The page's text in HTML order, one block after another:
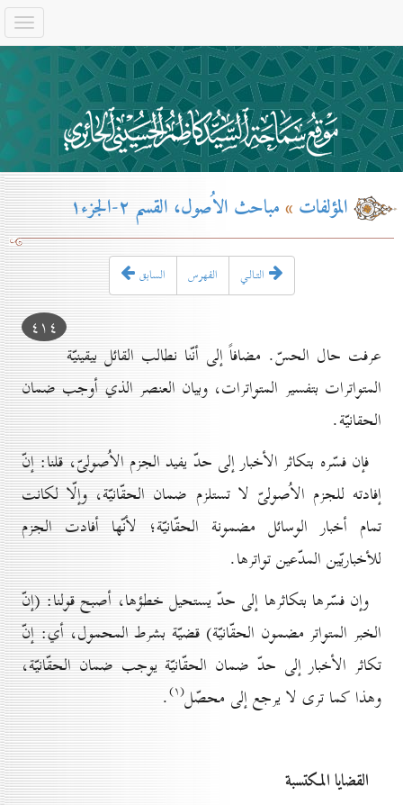
المؤلفات»مباحث الاُصول، القسم ۲-الجزء۱
السابق الفهرس التـالـي
٤۱٤
عرفت حال الحسّ. مضافاً إلى أنّنا نطالب القائل بيقينيّة
المتواترات بتفسير المتواترات، وبيان العنصر الذي أوجب ضمان
الحقانيّة.
فإن فسّره بتكاثر الأخبار إلى حدّ يفيد الجزم الاُصولىّ، قلنا: إنّ
إفادته للجزم الاُصولىّ لا تستلزم ضمان الحقّانيّة، وإلّا لكانت
تمام أخبار الوسائل مضمونة الحقّانيّة؛ لأنّها أفادت الجزم
للأخباريّين المدّعين تواترها.
وإن فسّرها بتكاثرها إلى حدّ يستحيل خطؤها، أصبح قولنا: (إنّ
الخبر المتواتر مضمون الحقّانيّة) قضيّة بشرط المحمول، أي: إنّ
تكاثر الأخبار إلى حدّ ضمان الحقّانيّة يوجب ضمان الحقّانيّة،
وهذا كما ترى لا يرجع إلى محصّل(۱) .
القضايا المكتسبة